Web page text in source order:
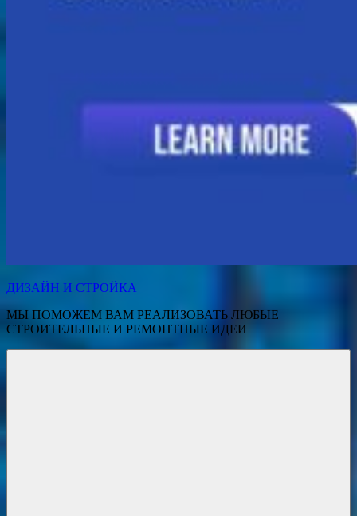
ДИЗАЙН И СТРОЙКА
МЫ ПОМОЖЕМ ВАМ РЕАЛИЗОВАТЬ ЛЮБЫЕ
СТРОИТЕЛЬНЫЕ И РЕМОНТНЫЕ ИДЕИ